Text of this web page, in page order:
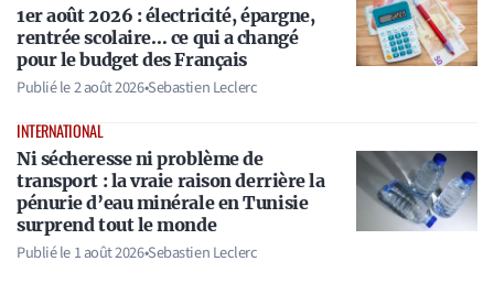
1er août 2026 : électricité, épargne,
rentrée scolaire… ce qui a changé
pour le budget des Français
Publié le2 août 2026•Sebastien Leclerc
INTERNATIONAL
Ni sécheresse ni problème de
transport : la vraie raison derrière la
pénurie d’eau minérale en Tunisie
surprend tout le monde
Publié le1 août 2026•Sebastien Leclerc